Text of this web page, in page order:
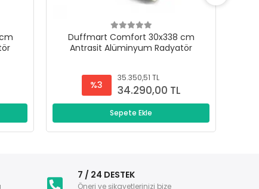
Duffmart Comfort 30x338 cm
Antrasit Alüminyum Radyatör
%3
35.350,51 TL
34.290,00 TL
Sepete Ekle
7 / 24 DESTEK
Öneri ve şikayetlerinizi bize